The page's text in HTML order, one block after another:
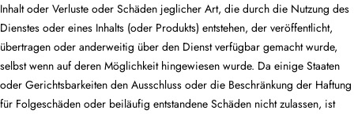
Inhalt oder Verluste oder Schäden jeglicher Art, die durch die Nutzung des
Dienstes oder eines Inhalts (oder Produkts) entstehen, der veröffentlicht,
übertragen oder anderweitig über den Dienst verfügbar gemacht wurde,
selbst wenn auf deren Möglichkeit hingewiesen wurde. Da einige Staaten
oder Gerichtsbarkeiten den Ausschluss oder die Beschränkung der Haftung
für Folgeschäden oder beiläufig entstandene Schäden nicht zulassen, ist